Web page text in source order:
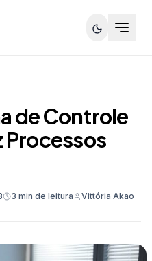
de Controle
Processos
3 min de leitura Vittória Akao